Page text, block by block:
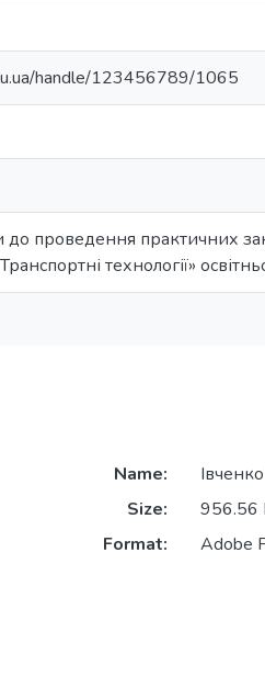
handle/123456789/1065
до проведення практичних
технології»
Name:
Size:
956.56
Format:
Adobe